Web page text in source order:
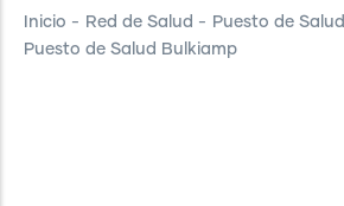
Inicio - Red de Salud - Puesto de Salud
Puesto de Salud Bulkiamp